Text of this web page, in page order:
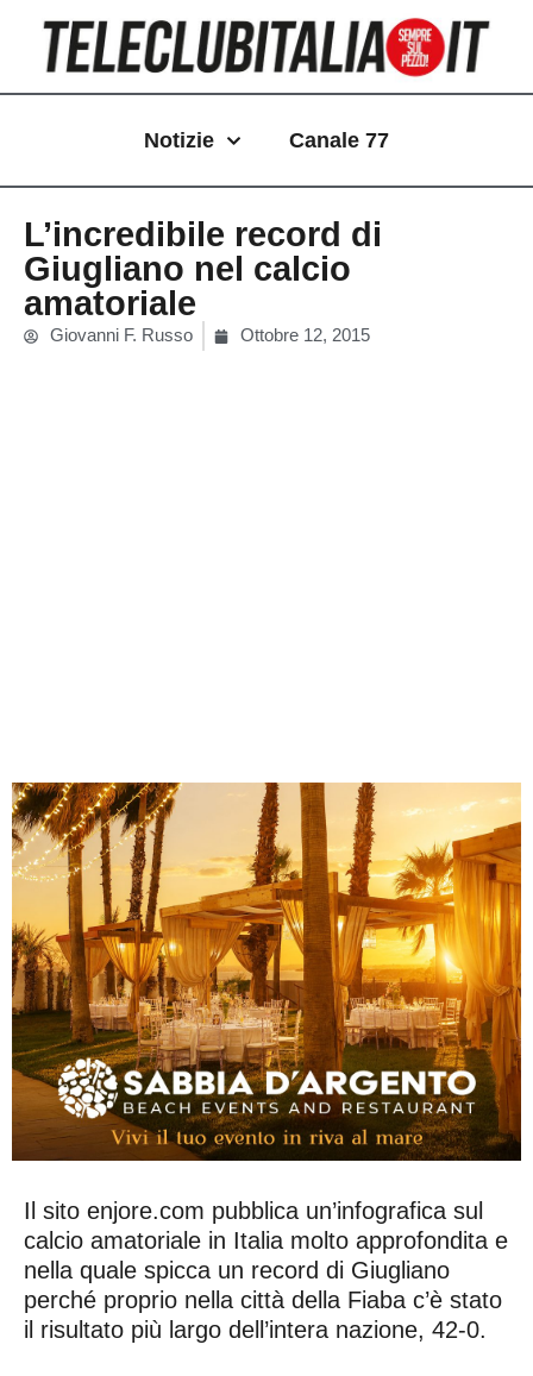
contenuto
Notizie Canale 77
L’incredibile record di
Giugliano nel calcio
amatoriale
Giovanni F. Russo Ottobre 12, 2015
Il sito enjore.com pubblica un’infografica sul
calcio amatoriale in Italia molto approfondita e
nella quale spicca un record di Giugliano
perché proprio nella città della Fiaba c’è stato
il risultato più largo dell’intera nazione, 42-0.